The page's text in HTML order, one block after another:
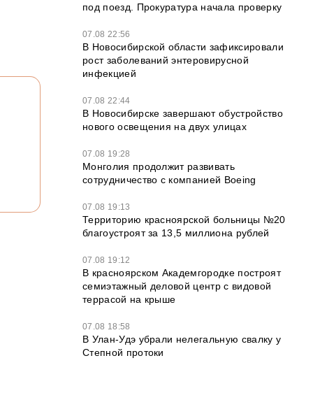
под поезд. Прокуратура начала проверку
07.08 22:56
В Новосибирской области зафиксировали
рост заболеваний энтеровирусной
инфекцией
07.08 22:44
В Новосибирске завершают обустройство
нового освещения на двух улицах
07.08 19:28
Монголия продолжит развивать
сотрудничество с компанией Boeing
07.08 19:13
Территорию красноярской больницы №20
благоустроят за 13,5 миллиона рублей
07.08 19:12
В красноярском Академгородке построят
семиэтажный деловой центр с видовой
террасой на крыше
07.08 18:58
В Улан-Удэ убрали нелегальную свалку у
Степной протоки